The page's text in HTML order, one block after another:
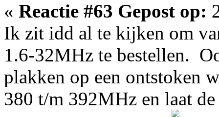
« Reactie #63 Gepost op:
Ik zit idd al te kijken om
1.6-32MHz te bestellen.
plakken op een ontstoken
380 t/m 392MHz en laat